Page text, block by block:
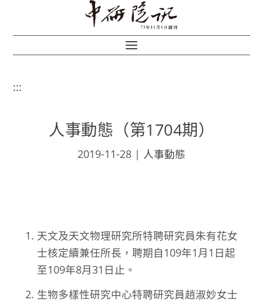
:::
人事動態（第1704期）
2019-11-28 | 人事動態
天文及天文物理研究所特聘研究員朱有花女
士核定續兼任所長，聘期自109年1月1日起
至109年8月31日止。
生物多樣性研究中心特聘研究員趙淑妙女士